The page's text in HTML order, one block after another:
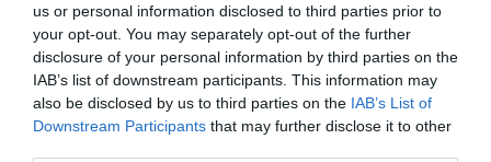
us or personal information disclosed to third parties prior to
your opt-out. You may separately opt-out of the further
disclosure of your personal information by third parties on the
IAB’s list of downstream participants. This information may
also be disclosed by us to third parties on the IAB’s List of
Downstream Participants that may further disclose it to other